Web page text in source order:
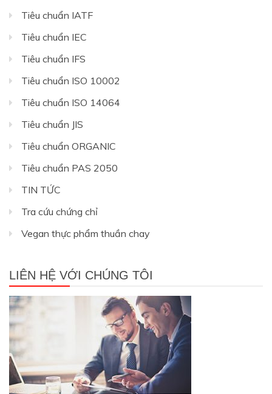
Tiêu chuẩn IATF
Tiêu chuẩn IEC
Tiêu chuẩn IFS
Tiêu chuẩn ISO 10002
Tiêu chuẩn ISO 14064
Tiêu chuẩn JIS
Tiêu chuẩn ORGANIC
Tiêu chuẩn PAS 2050
TIN TỨC
Tra cứu chứng chỉ
Vegan thực phẩm thuần chay
LIÊN HỆ VỚI CHÚNG TÔI